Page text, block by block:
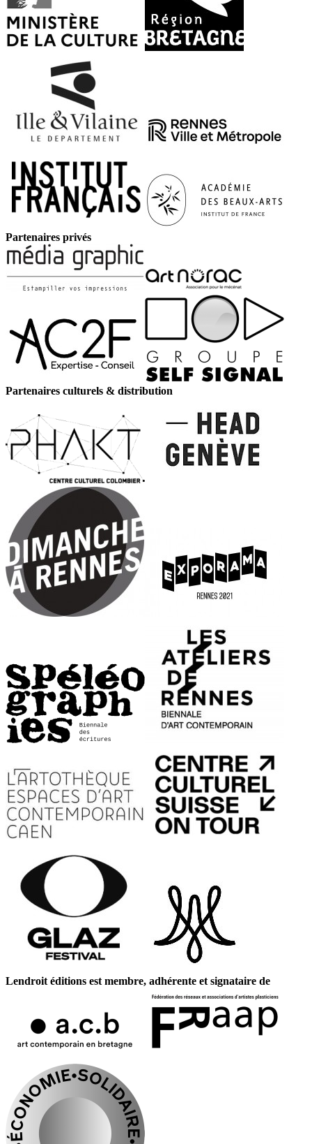
Partenaires privés
Partenaires culturels & distribution
Lendroit éditions est membre, adhérente et signataire de